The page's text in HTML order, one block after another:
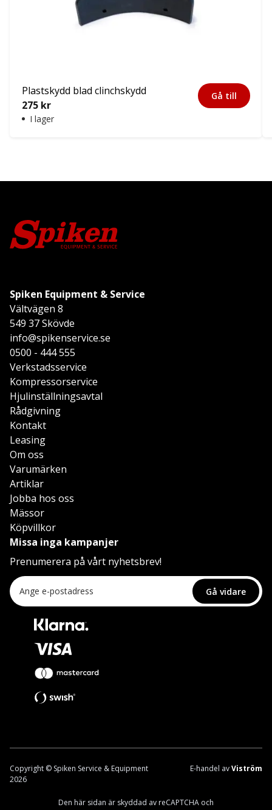
Plastskydd blad clinchskydd
275 kr
I lager
Gå till
Spiken Equipment & Service
Vältvägen 8
549 37 Skövde
info@spikenservice.se
0500 - 444 555
Verkstadsservice
Kompressorservice
Hjulinställningsavtal
Rådgivning
Kontakt
Leasing
Om oss
Varumärken
Artiklar
Jobba hos oss
Mässor
Köpvillkor
Missa inga kampanjer
Prenumerera på vårt nyhetsbrev!
Gå vidare
Den här sidan är skyddad av reCAPTCHA och
Copyright © Spiken Service & Equipment
2026
E-handel avViström